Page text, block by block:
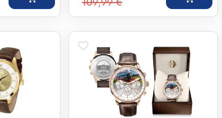
Regulärer Preis: